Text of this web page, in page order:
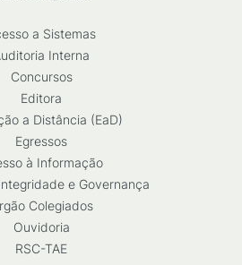
a Sistemas
Interna
Concursos
Editora
a Distância (EaD)
Egressos
à Informação
e Governança
Colegiados
Ouvidoria
RSC-TAE